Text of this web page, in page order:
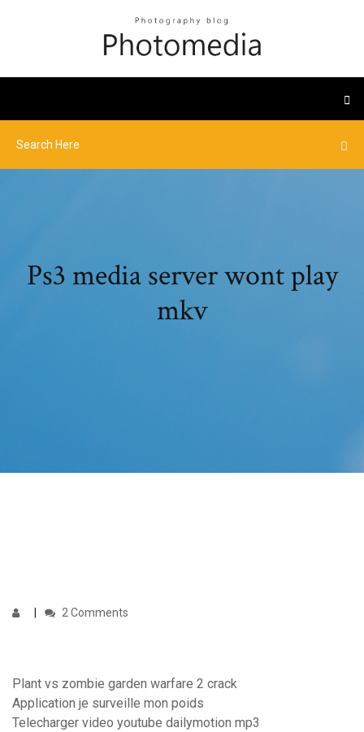
Ps3 media server wont play
mkv
2 Comments
Plant vs zombie garden warfare 2 crack
Application je surveille mon poids
Telecharger video youtube dailymotion mp3